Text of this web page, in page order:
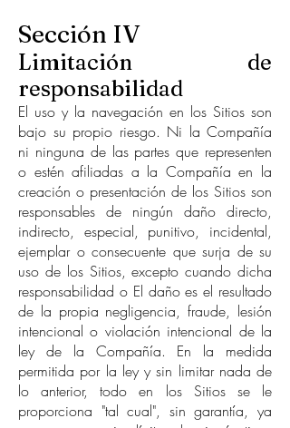
Sección IV
Limitación de
responsabilidad
El uso y la navegación en los Sitios son
bajo su propio riesgo. Ni la Compañía
ni ninguna de las partes que representen
o estén afiliadas a la Compañía en la
creación o presentación de los Sitios son
responsables de ningún daño directo,
indirecto, especial, punitivo, incidental,
ejemplar o consecuente que surja de su
uso de los Sitios, excepto cuando dicha
responsabilidad o El daño es el resultado
de la propia negligencia, fraude, lesión
intencional o violación intencional de la
ley de la Compañía. En la medida
permitida por la ley y sin limitar nada de
lo anterior, todo en los Sitios se le
proporciona "tal cual", sin garantía, ya